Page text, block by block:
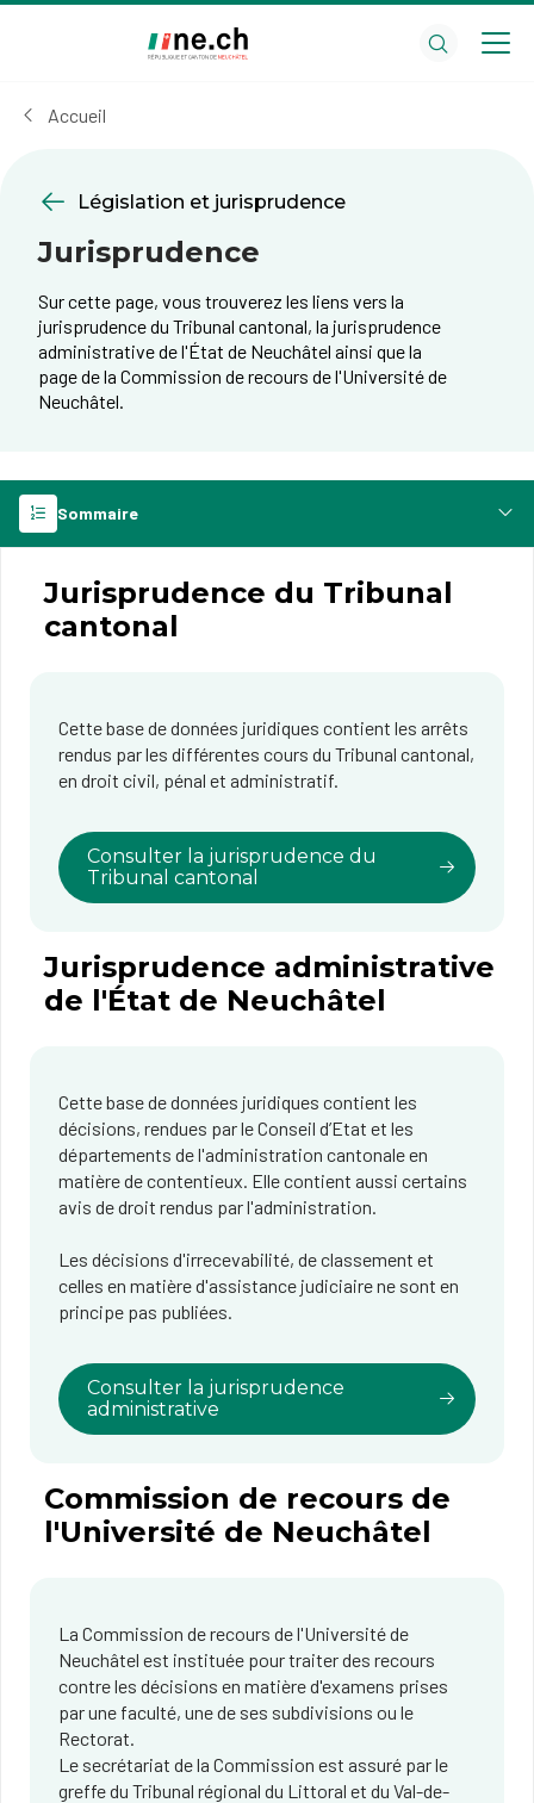
cookies
Accueil
Législation et jurisprudence
Jurisprudence
Sur cette page, vous trouverez les liens vers la
jurisprudence du Tribunal cantonal, la jurisprudence
administrative de l'État de Neuchâtel ainsi que la
page de la Commission de recours de l'Université de
Neuchâtel.
Sommaire
Jurisprudence du Tribunal
cantonal
Cette base de données juridiques contient les arrêts
rendus par les différentes cours du Tribunal cantonal,
en droit civil, pénal et administratif.
Consulter la jurisprudence du
Tribunal cantonal
Jurisprudence administrative
de l'État de Neuchâtel
Cette base de données juridiques contient les
décisions, rendues par le Conseil d’Etat et les
départements de l'administration cantonale en
matière de contentieux. Elle contient aussi certains
avis de droit rendus par l'administration.
Les décisions d'irrecevabilité, de classement et
celles en matière d'assistance judiciaire ne sont en
principe pas publiées.
Consulter la jurisprudence
administrative
Commission de recours de
l'Université de Neuchâtel
La Commission de recours de l'Université de
Neuchâtel est instituée pour traiter des recours
contre les décisions en matière d'examens prises
par une faculté, une de ses subdivisions ou le
Rectorat.
Le secrétariat de la Commission est assuré par le
greffe du Tribunal régional du Littoral et du Val-de-